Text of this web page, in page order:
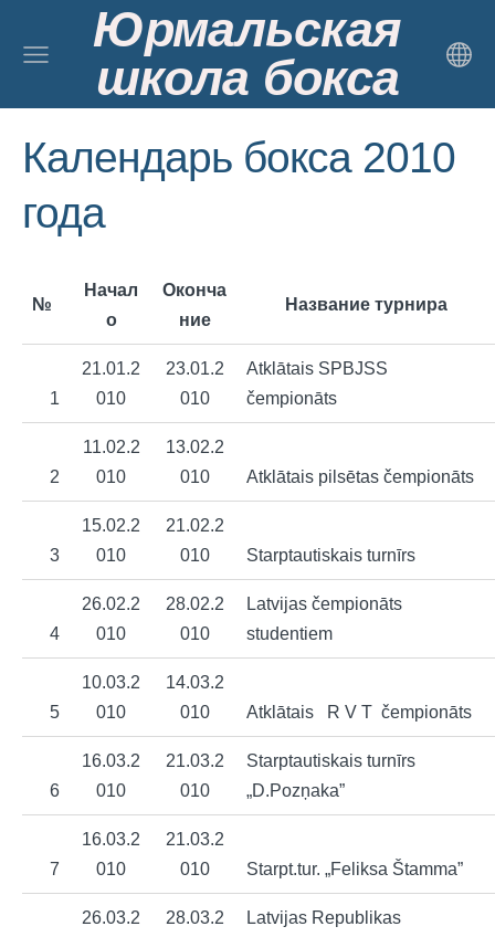
Юрмальская
школа бокса
Календарь бокса 2010
года
№
Начал
о
Оконча
ние
Название турнира
1
21.01.2
010
23.01.2
010
Atklātais SPBJSS
čempionāts
2
11.02.2
010
13.02.2
010
Atklātais pilsētas čempionāts
3
15.02.2
010
21.02.2
010
Starptautiskais turnīrs
4
26.02.2
010
28.02.2
010
Latvijas čempionāts
studentiem
5
10.03.2
010
14.03.2
010
Atklātais R V T čempionāts
6
16.03.2
010
21.03.2
010
Starptautiskais turnīrs
„D.Pozņaka”
7
16.03.2
010
21.03.2
010
Starpt.tur. „Feliksa Štamma”
26.03.2
28.03.2
Latvijas Republikas